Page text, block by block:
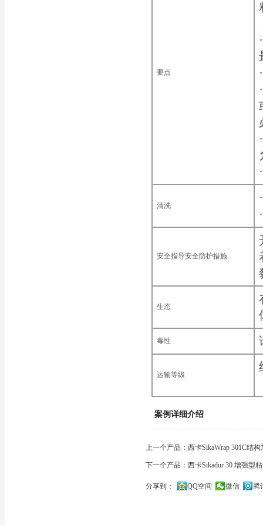
要点
清洗
安全指导安全防护措施
生态
毒性
运输等级
案例详细介绍
上一个产品：西卡SikaWrap 301C结
下一个产品：西卡Sikadur 30 增强型
分享到： QQ空间 微信
腾